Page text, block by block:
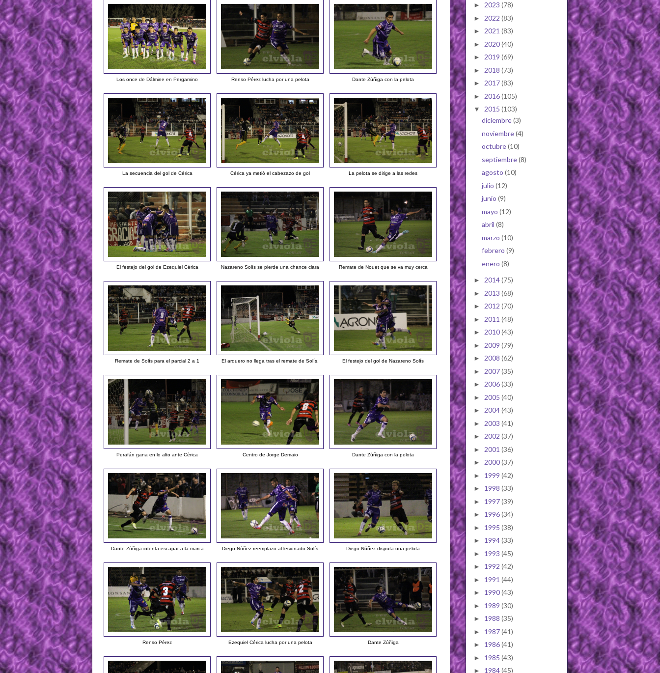
Los once de Dálmine en Pergamino Renso Pérez lucha por una pelota Dante Zúñiga con la pelota
La secuencia del gol de Cérica Cérica ya metió el cabezazo de gol La pelota se dirige a las redes
El festejo del gol de Ezequiel Cérica Nazareno Solís se pierde una chance clara Remate de Nouet que se va muy cerca
Remate de Solís para el parcial 2 a 1 El arquero no llega tras el remate de Solís. El festejo del gol de Nazareno Solís
Perafán gana en lo alto ante Cérica Centro de Jorge Demaio Dante Zúñiga con la pelota
Dante Zúñiga intenta escapar a la marca Diego Núñez reemplazo al lesionado Solís Diego Núñez disputa una pelota
Renso Pérez Ezequiel Cérica lucha por una pelota Dante Zúñiga
► 2023 (78)
► 2022 (83)
► 2021 (83)
► 2020(40)
► 2019 (69)
► 2018 (73)
► 2017(83)
► 2016(105)
▼ 2015 (103)
diciembre(3)
noviembre(4)
octubre(10)
septiembre(8)
agosto (10)
julio (12)
junio (9)
mayo (12)
abril (8)
marzo (10)
febrero (9)
enero (8)
► 2014(75)
► 2013 (68)
► 2012 (70)
► 2011 (48)
► 2010(43)
► 2009 (79)
► 2008 (62)
► 2007(35)
► 2006(33)
► 2005 (40)
► 2004(43)
► 2003 (41)
► 2002 (37)
► 2001 (36)
► 2000(37)
► 1999 (42)
► 1998 (33)
► 1997(39)
► 1996(34)
► 1995 (38)
► 1994(33)
► 1993 (45)
► 1992 (42)
► 1991 (44)
► 1990(43)
► 1989 (30)
► 1988 (35)
► 1987(41)
► 1986(41)
► 1985 (43)
► 1984(45)